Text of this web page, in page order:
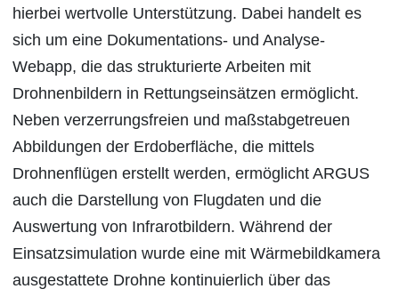
hierbei wertvolle Unterstützung. Dabei handelt es
sich um eine Dokumentations- und Analyse-
Webapp, die das strukturierte Arbeiten mit
Drohnenbildern in Rettungseinsätzen ermöglicht.
Neben verzerrungsfreien und maßstabgetreuen
Abbildungen der Erdoberfläche, die mittels
Drohnenflügen erstellt werden, ermöglicht ARGUS
auch die Darstellung von Flugdaten und die
Auswertung von Infrarotbildern. Während der
Einsatzsimulation wurde eine mit Wärmebildkamera
ausgestattete Drohne kontinuierlich über das